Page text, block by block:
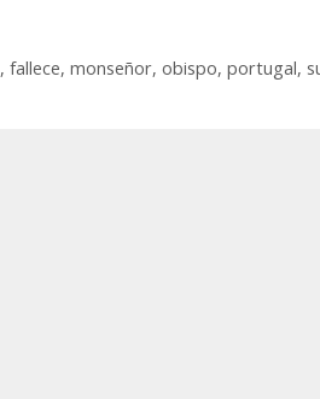
,fallece,monseñor,obispo,portugal,